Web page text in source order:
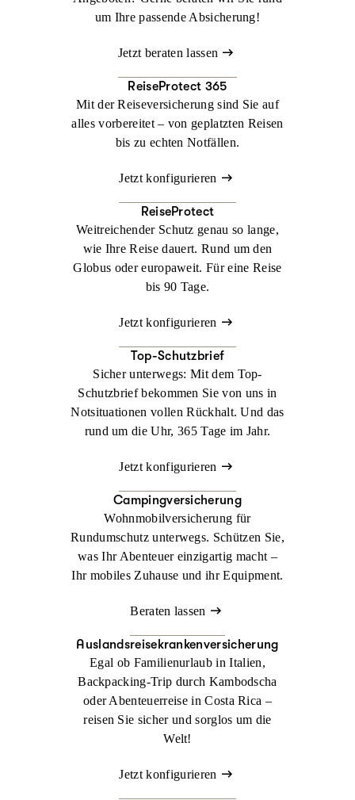
um Ihre passende Absicherung!
Jetzt beraten lassen
ReiseProtect 365
Mit der Reiseversicherung sind Sie auf
alles vorbereitet – von geplatzten Reisen
bis zu echten Notfällen.
Jetzt konfigurieren
ReiseProtect
Weitreichender Schutz genau so lange,
wie Ihre Reise dauert. Rund um den
Globus oder europaweit. Für eine Reise
bis 90 Tage.
Jetzt konfigurieren
Top-Schutzbrief
Sicher unterwegs: Mit dem Top-
Schutzbrief bekommen Sie von uns in
Notsituationen vollen Rückhalt. Und das
rund um die Uhr, 365 Tage im Jahr.
Jetzt konfigurieren
Campingversicherung
Wohnmobilversicherung für
Rundumschutz unterwegs. Schützen Sie,
was Ihr Abenteuer einzigartig macht –
Ihr mobiles Zuhause und ihr Equipment.
Beraten lassen
Auslandsreisekrankenversicherung
Egal ob Familienurlaub in Italien,
Backpacking-Trip durch Kambodscha
oder Abenteuerreise in Costa Rica –
reisen Sie sicher und sorglos um die
Welt!
Jetzt konfigurieren